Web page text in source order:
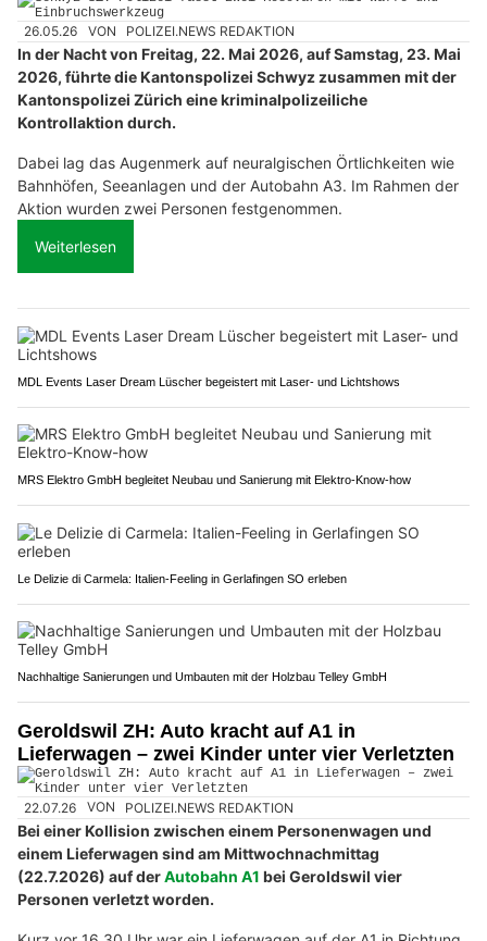
26.05.26 VON POLIZEI.NEWS REDAKTION
In der Nacht von Freitag, 22. Mai 2026, auf Samstag, 23. Mai
2026, führte die Kantonspolizei Schwyz zusammen mit der
Kantonspolizei Zürich eine kriminalpolizeiliche
Kontrollaktion durch.
Dabei lag das Augenmerk auf neuralgischen Örtlichkeiten wie
Bahnhöfen, Seeanlagen und der Autobahn A3. Im Rahmen der
Aktion wurden zwei Personen festgenommen.
Weiterlesen
MDL Events Laser Dream Lüscher begeistert mit Laser- und Lichtshows
MRS Elektro GmbH begleitet Neubau und Sanierung mit Elektro-Know-how
Le Delizie di Carmela: Italien-Feeling in Gerlafingen SO erleben
Nachhaltige Sanierungen und Umbauten mit der Holzbau Telley GmbH
Geroldswil ZH: Auto kracht auf A1 in
Lieferwagen – zwei Kinder unter vier Verletzten
22.07.26 VON POLIZEI.NEWS REDAKTION
Bei einer Kollision zwischen einem Personenwagen und
einem Lieferwagen sind am Mittwochnachmittag
(22.7.2026) auf derAutobahn A1 bei Geroldswil vier
Personen verletzt worden.